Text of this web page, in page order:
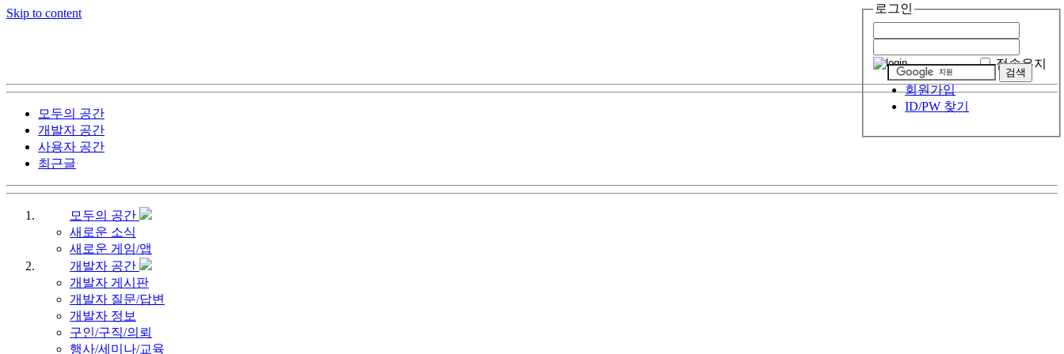
Skip to content
모두의 공간
개발자 공간
사용자 공간
최근글
로그인
접속유지
회원가입
ID/PW 찾기
모두의 공간
새로운 소식
새로운 게임/앱
개발자 공간
개발자 게시판
개발자 질문/답변
개발자 정보
구인/구직/의뢰
행사/세미나/교육